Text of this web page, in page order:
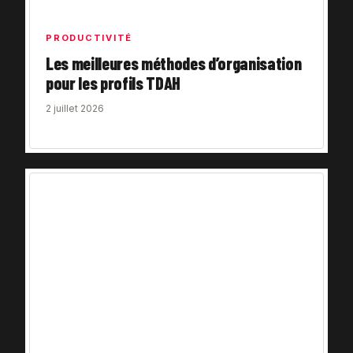
PRODUCTIVITÉ
Les meilleures méthodes d’organisation
pour les profils TDAH
2 juillet 2026